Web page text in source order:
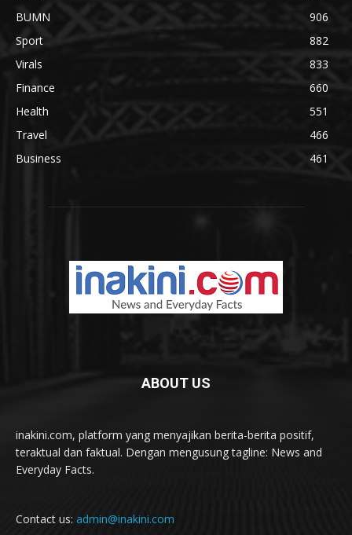
BUMN
906
Sport
882
Virals
833
Finance
660
Health
551
Travel
466
Business
461
ABOUT US
inakini.com, platform yang menyajikan berita-berita positif,
teraktual dan faktual. Dengan mengusung tagline: News and
Everyday Facts.
Contact us: admin@inakini.com